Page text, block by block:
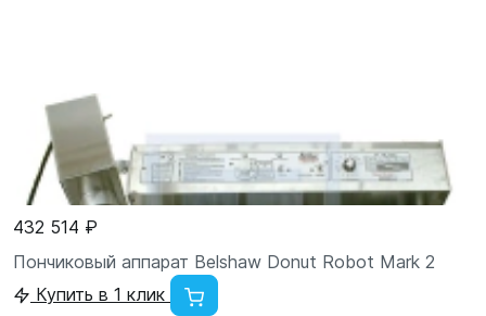
432 514 ₽
Пончиковый аппарат Belshaw Donut Robot Mark 2
Купить в 1 клик